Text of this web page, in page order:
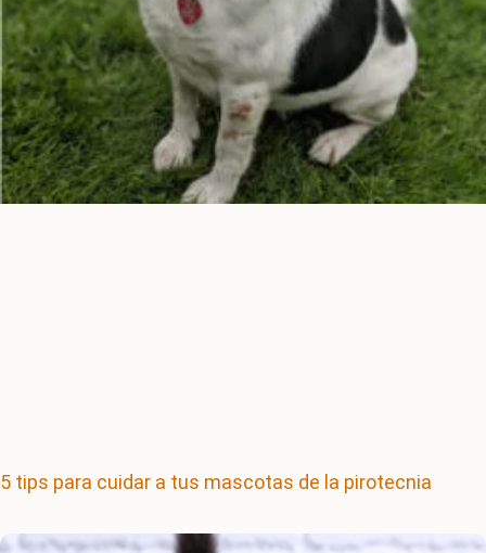
5 tips para cuidar a tus mascotas de la pirotecnia